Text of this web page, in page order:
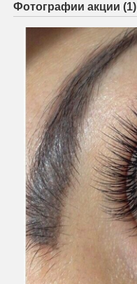
Фотографии акции (1)